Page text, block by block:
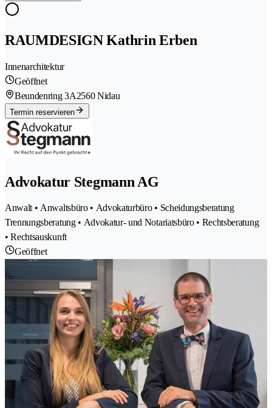
RAUMDESIGN Kathrin Erben
Innenarchitektur
Geöffnet
Beundenring 3A2560 Nidau
Termin reservieren
Advokatur Stegmann AG
Anwalt • Anwaltsbüro • Advokaturbüro • Scheidungsberatung
Trennungsberatung • Advokatur- und Notariatsbüro • Rechtsberatung
• Rechtsauskunft
Geöffnet